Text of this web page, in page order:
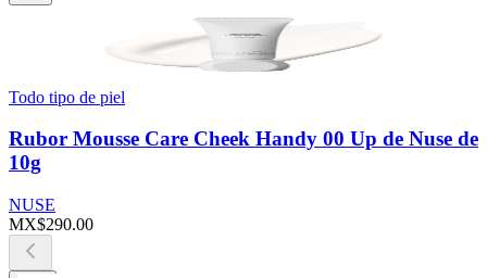
Todo tipo de piel
Rubor Mousse Care Cheek Handy 00 Up de Nuse de
10g
NUSE
MX$290.00